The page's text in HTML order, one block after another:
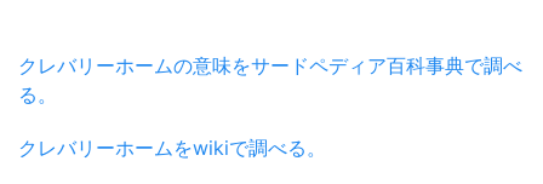
クレバリーホームの意味をサードペディア百科事典で調べ
る。
クレバリーホームをwikiで調べる。